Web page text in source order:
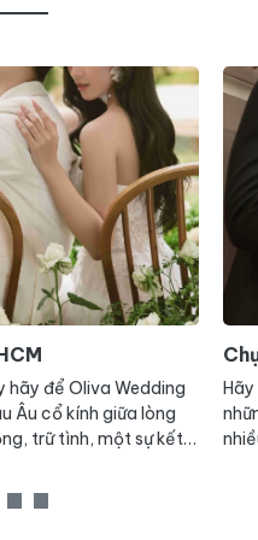
cùng bạn, trong
của cuộc đời; với thật
Sài Gòn thật tinh tế,